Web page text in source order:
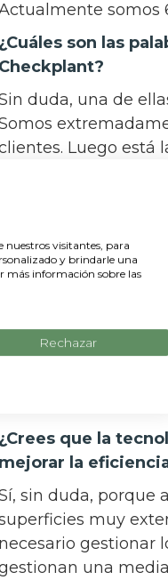
somos
¿Cuáles son las
Checkplant?
duda, una de
Luego está
palabra clave es la
objetivo de unir a
¿Cuáles son los
sector en este
Depende en parte
cultivos
la tecnología
y
la tecnología se
de comunicación
¿Crees que la
mejorar la
sin duda, porque
muy
necesario gestionar
una
nuestros visitantes, para
y brindarle una
más información sobre las
Rechazar